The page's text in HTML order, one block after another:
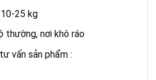
25 kg
thường, nơi khô ráo
vấn sản phẩm :